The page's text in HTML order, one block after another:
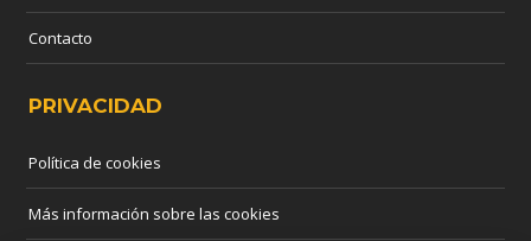
Contacto
PRIVACIDAD
Política de cookies
Más información sobre las cookies